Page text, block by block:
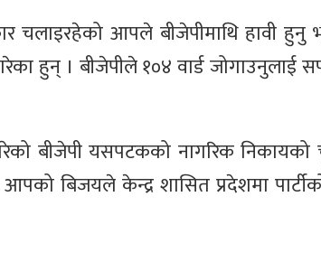
आपले बीजेपीमाथि हावी हुनु
हुन् । बीजेपीले १०४ वार्ड
बीजेपी यसपटकको नागरिक
बिजयले केन्द्र शासित प्रदेशमा